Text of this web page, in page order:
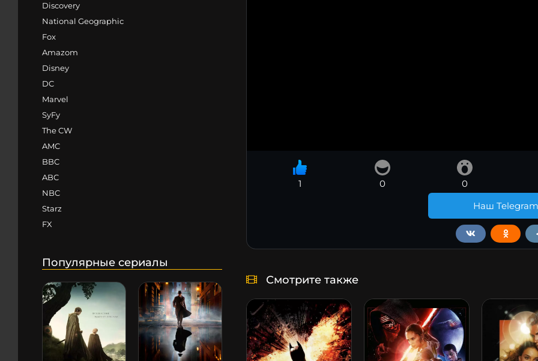
Discovery
National Geographic
Fox
Amazom
Disney
DC
Marvel
SyFy
The CW
AMC
BBC
ABC
NBC
Starz
FX
Популярные сериалы
1 0 0
Наш Telegram
Смотрите также